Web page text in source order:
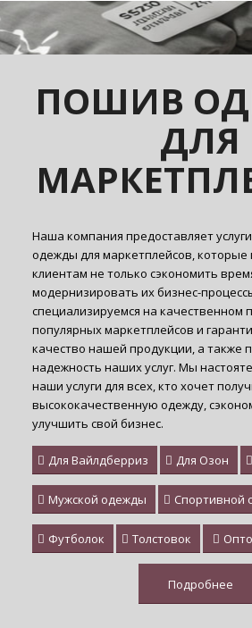
ПОШИВ
ДЛЯ
Наша компания предоставляет
одежды для маркетплейсов,
клиентам не только сэкономить
модернизировать их бизнес-
специализируемся на качественном
популярных маркетплейсов и
качество нашей продукции, а также
надежность наших услуг. Мы
наши услуги для всех, кто хочет
высококачественную одежду,
улучшить свой бизнес.
Для Вайлдберриз Для Озон
Мужской одежды Спортивной
Футболок Толстовок
Подробнее